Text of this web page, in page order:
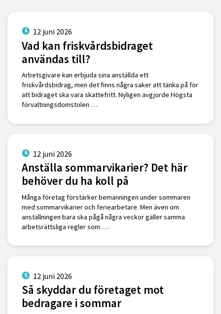
12 juni 2026
Vad kan friskvårdsbidraget
användas till?
Arbetsgivare kan erbjuda sina anställda ett
friskvårdsbidrag, men det finns några saker att tänka på för
att bidraget ska vara skattefritt. Nyligen avgjorde Högsta
förvaltningsdomstolen …
12 juni 2026
Anställa sommarvikarier? Det här
behöver du ha koll på
Många företag förstärker bemanningen under sommaren
med sommarvikarier och feriearbetare. Men även om
anställningen bara ska pågå några veckor gäller samma
arbetsrättsliga regler som …
12 juni 2026
Så skyddar du företaget mot
bedragare i sommar